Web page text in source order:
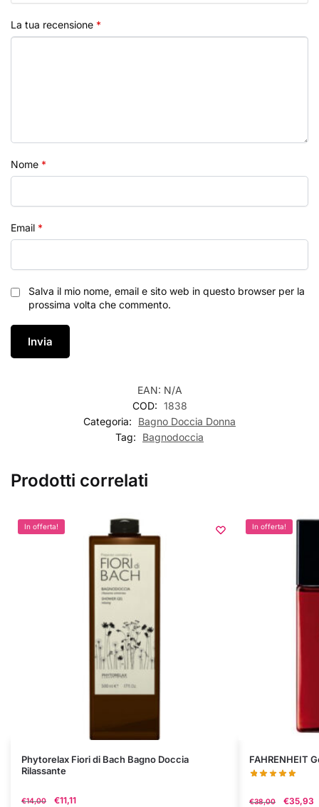
La tua recensione *
Nome *
Email *
Salva il mio nome, email e sito web in questo browser per la
prossima volta che commento.
EAN: N/A
COD: 1838
Categoria:
Bagno Doccia Donna
Tag:
Bagnodoccia
Prodotti correlati
In offerta!
Phytorelax Fiori di Bach Bagno Doccia
Rilassante
€14,00
Il
€11,11
In offerta!
FAHRENHEIT
€38,00
Il
€35,93